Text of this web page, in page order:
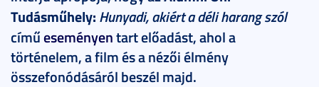
Tudásműhely: Hunyadi, akiért a déli harang szól
címűeseményentart előadást, ahol a
történelem, a film és a nézői élmény
összefonódásáról beszél majd.